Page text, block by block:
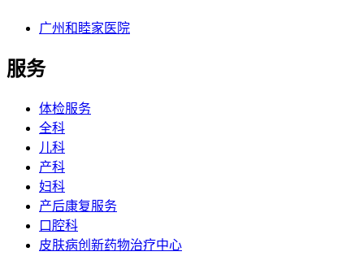
广州和睦家医院
服务
体检服务
全科
儿科
产科
妇科
产后康复服务
口腔科
皮肤病创新药物治疗中心